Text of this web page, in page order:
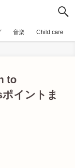
音楽 Child care
to
イントま